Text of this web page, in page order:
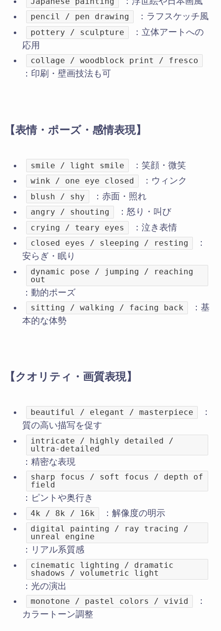
pencil / pen drawing ：ラフスケッチ風
pottery / sculpture
：立体アートへの
応用
collage / woodblock print / fresco
：印刷・壁画技法も可
【表情・ポーズ・感情表現】
smile / light smile ：笑顔・微笑
wink / one eye closed ：ウィンク
blush / shy ：赤面・照れ
angry / shouting ：怒り・叫び
crying / teary eyes ：泣き表情
closed eyes / sleeping / resting
：
安らぎ・眠り
dynamic pose / jumping / reaching
out
：動的ポーズ
sitting / walking / facing back
：基
本的な体勢
【クオリティ・画質表現】
beautiful / elegant / masterpiece
：
質の高い描写を促す
intricate / highly detailed /
ultra-detailed
：精密な表現
sharp focus / soft focus / depth of
field
：ピントや奥行き
4k / 8k / 16k ：解像度の明示
digital painting / ray tracing /
unreal engine
：リアル系質感
cinematic lighting / dramatic
shadows / volumetric light
：光の演出
monotone / pastel colors / vivid
：
カラートーン調整